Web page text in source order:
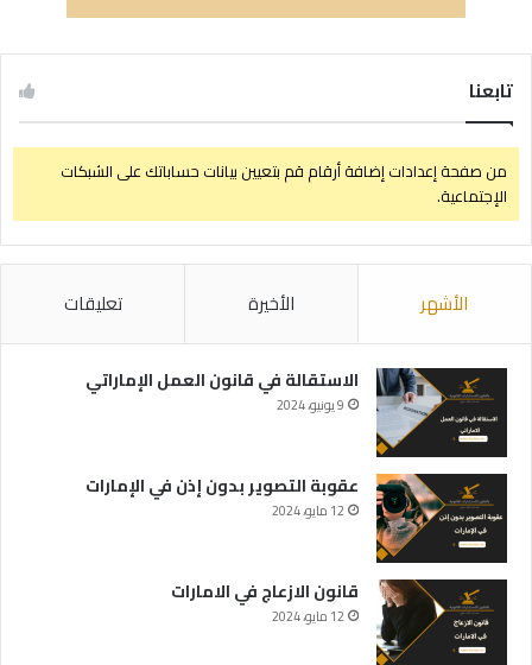
تابعنا
من صفحة إعدادات إضافة أرقام قم بتعيين بيانات حساباتك على الشبكات
الإجتماعية.
الأشهر الأخيرة تعليقات
الاستقالة في قانون العمل الإماراتي
9 يونيو، 2024
عقوبة التصوير بدون إذن في الإمارات
12 مايو، 2024
قانون الازعاج في الامارات
12 مايو، 2024